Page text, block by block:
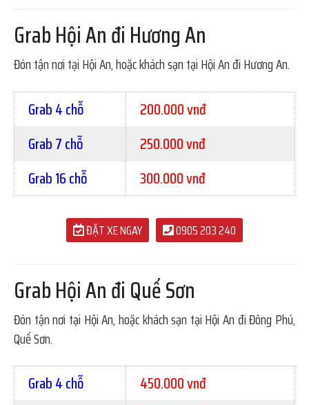
Grab Hội An đi Hương An
Đón tận nơi tại Hội An, hoặc khách sạn tại Hội An đi Hương An.
Grab 4 chỗ
200.000 vnđ
Grab 7 chỗ
250.000 vnđ
Grab 16 chỗ
300.000 vnđ
ĐẶT XE NGAY 0905 203 240
Grab Hội An đi Quế Sơn
Đón tận nơi tại Hội An, hoặc khách sạn tại Hội An đi Đông Phú,
Quế Sơn.
Grab 4 chỗ
450.000 vnđ